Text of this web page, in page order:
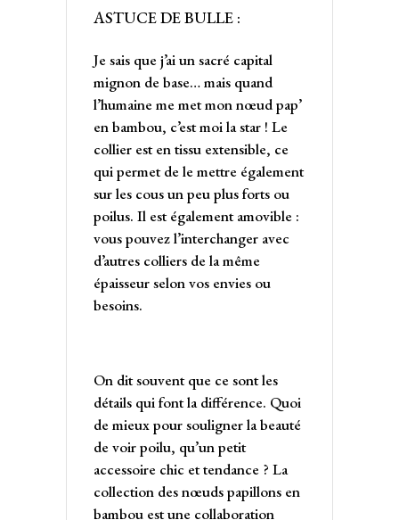
ASTUCE DE BULLE :
Je sais que j’ai un sacré capital
mignon de base… mais quand
l’humaine me met mon nœud pap’
en bambou, c’est moi la star ! Le
collier est en tissu extensible, ce
qui permet de le mettre également
sur les cous un peu plus forts ou
poilus. Il est également amovible :
vous pouvez l’interchanger avec
d’autres colliers de la même
épaisseur selon vos envies ou
besoins.
On dit souvent que ce sont les
détails qui font la différence. Quoi
de mieux pour souligner la beauté
de voir poilu, qu’un petit
accessoire chic et tendance ? La
collection des nœuds papillons en
bambou est une collaboration